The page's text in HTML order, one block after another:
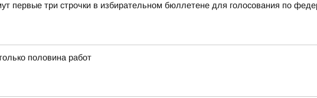
первые три строчки в избирательном бюллетене для голосования по
половина работ